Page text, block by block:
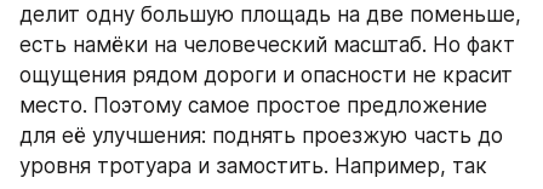
делит одну большую площадь на две поменьше,
есть намёки на человеческий масштаб. Но факт
ощущения рядом дороги и опасности не красит
место. Поэтому самое простое предложение
для её улучшения: поднять проезжую часть до
уровня тротуара и замостить. Например, так